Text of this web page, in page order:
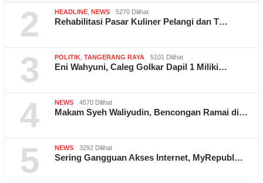
2 HEADLINE NEWS 5270 Dilihat
Rehabilitasi Pasar Kuliner Pelangi dan T…
3 POLITIK TANGERANG RAYA 5101 Dilihat
Eni Wahyuni, Caleg Golkar Dapil 1 Miliki…
4 NEWS 4570 Dilihat
Makam Syeh Waliyudin, Bencongan Ramai di…
5 NEWS 3292 Dilihat
Sering Gangguan Akses Internet, MyRepubl…